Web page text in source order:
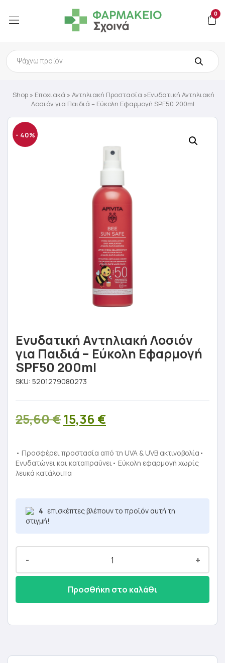
0
Products
search
Shop » Εποχιακά » Αντηλιακή Προστασία »Ενυδατική Αντηλιακή
Λοσιόν για Παιδιά – Εύκολη Εφαρμογή SPF50 200ml
- 40%
Ενυδατική Αντηλιακή Λοσιόν
για Παιδιά – Εύκολη Εφαρμογή
SPF50 200ml
SKU: 5201279080273
25,60€Original
was:
25,60 €.
15,36 €Η
τιμή
είναι:
• Προσφέρει προστασία από τη UVA & UVB ακτινοβολία•
Ενυδατώνει και καταπραΰνει• Εύκολη εφαρμογή χωρίς
λευκά κατάλοιπα
4 επισκέπτες βλέπουν το προϊόν αυτή τη
στιγμή!
- +
Προσθήκη στο καλάθι